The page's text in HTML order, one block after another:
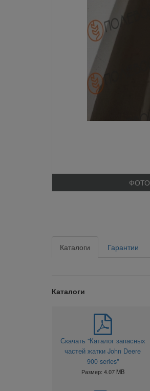
ФОТО
Каталоги Гарантии
Каталоги
Скачать "Каталог запасных
частей жатки John Deere
900 series"
Размер: 4.07 MB